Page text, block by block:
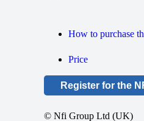
How to purchase
Price
Register for the
© Nfi Group Ltd (UK)